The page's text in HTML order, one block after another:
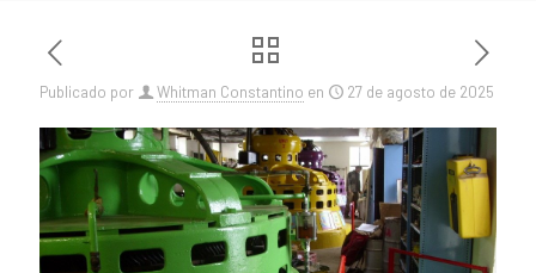
Publicado por Whitman Constantino en 27 de agosto de 2025